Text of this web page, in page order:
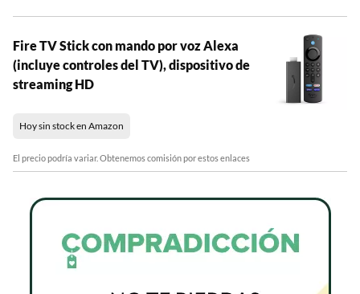
Fire TV Stick con mando por voz Alexa
(incluye controles del TV), dispositivo de
streaming HD
Hoy sin stock en Amazon
El precio podría variar. Obtenemos comisión por estos enlaces